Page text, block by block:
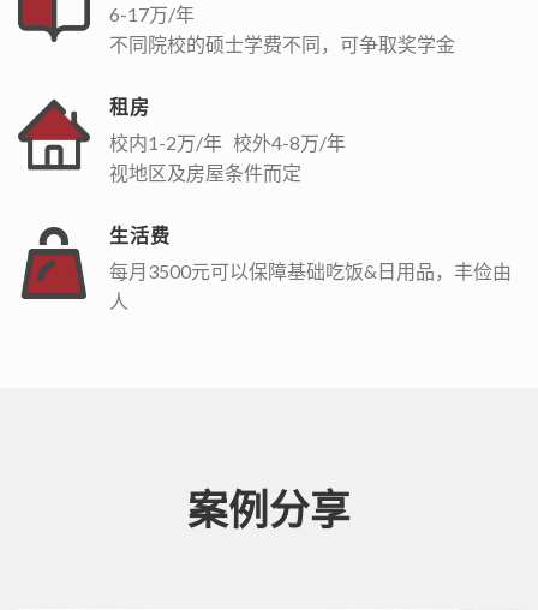
6-17万/年
不同院校的硕士学费不同，可争取奖学金
租房
校内1-2万/年 校外4-8万/年
视地区及房屋条件而定
生活费
每月3500元可以保障基础吃饭&日用品，丰俭由
人
案例分享